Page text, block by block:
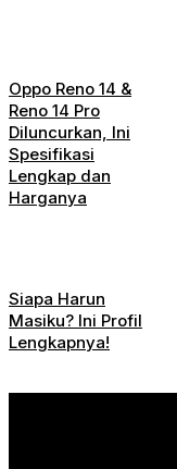
Oppo Reno 14 &
Reno 14 Pro
Diluncurkan, Ini
Spesifikasi
Lengkap dan
Harganya
Siapa Harun
Masiku? Ini Profil
Lengkapnya!